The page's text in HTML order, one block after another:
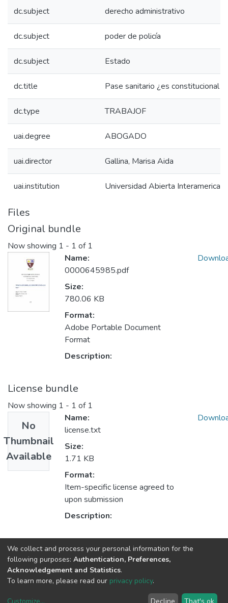
dc.subject derecho administrativo
dc.subject poder de policía
dc.subject Estado
dc.title Pase sanitario ¿es constitucional o
dc.type TRABAJOF
uai.degree ABOGADO
uai.director Gallina, Marisa Aida
uai.institution Universidad Abierta Interamericana
Files
Original bundle
Now showing 1 - 1 of 1
Name:
0000645985.pdf
Size:
780.06 KB
Format:
Adobe Portable Document
Format
Description:
License bundle
Now showing 1 - 1 of 1
No
Thumbnail
Available
Name:
license.txt
Size:
1.71 KB
Format:
Item-specific license agreed to
upon submission
Description:
Collections
ABOGACÍA
DSpace software copyright © 2002-2026 LYRASIS
We collect and process your personal information for the
following purposes: Authentication, Preferences,
Acknowledgement and Statistics.
To learn more, please read our privacy policy.